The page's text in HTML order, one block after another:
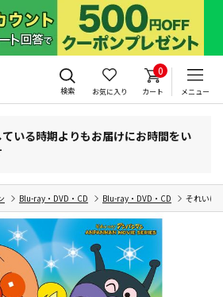
検索 お気に入り
0
カート メニュー
いる時期よりもお届けにお時間をい
Blu-ray・DVD・CD Blu-ray・DVD・CD それいけ